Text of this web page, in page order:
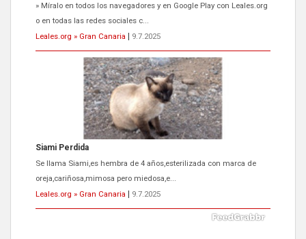
» Míralo en todos los navegadores y en Google Play con Leales.org
o en todas las redes sociales c...
Leales.org » Gran Canaria
9.7.2025
Siami Perdida
Se llama Siami,es hembra de 4 años,esterilizada con marca de
oreja,cariñosa,mimosa pero miedosa,e...
Leales.org » Gran Canaria
9.7.2025